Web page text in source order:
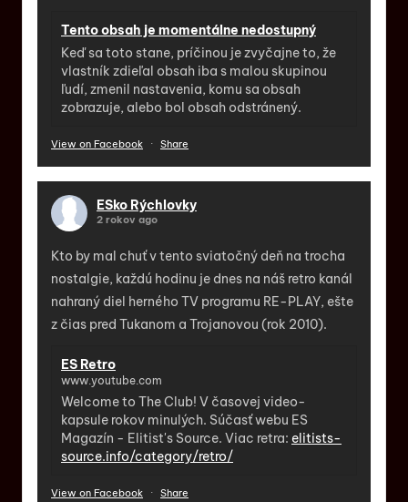
Tento obsah je momentálne nedostupný
Keď sa toto stane, príčinou je zvyčajne to, že
vlastník zdieľal obsah iba s malou skupinou
ľudí, zmenil nastavenia, komu sa obsah
zobrazuje, alebo bol obsah odstránený.
View on Facebook · Share
ESko Rýchlovky
2 rokov ago
Kto by mal chuť v tento sviatočný deň na trocha
nostalgie, každú hodinu je dnes na náš retro kanál
nahraný diel herného TV programu RE-PLAY, ešte
z čias pred Tukanom a Trojanovou (rok 2010).
ES Retro
www.youtube.com
Welcome to The Club! V časovej video-
kapsule rokov minulých. Súčasť webu ES
Magazín - Elitist's Source. Viac retra: elitists-
source.info/category/retro/
View on Facebook · Share